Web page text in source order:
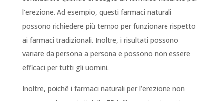
l’erezione. Ad esempio, questi farmaci naturali
possono richiedere più tempo per funzionare rispetto
ai farmaci tradizionali. Inoltre, i risultati possono
variare da persona a persona e possono non essere
efficaci per tutti gli uomini.
Inoltre, poichê i farmaci naturali per l’erezione non